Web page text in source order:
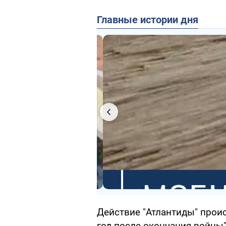
Главные истории дня
Действие "Атлантиды"